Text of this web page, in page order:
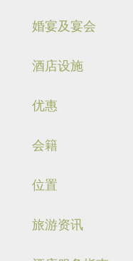
婚宴及宴会
酒店设施
优惠
会籍
位置
旅游资讯